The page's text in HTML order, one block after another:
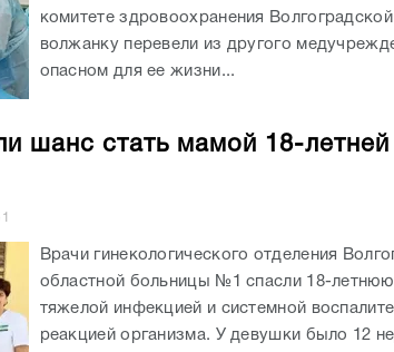
комитете здровоохранения
волжанку перевели из другого
опасном для ее жизни...
шанс стать мамой 18-летней
Врачи гинекологического отделения
областной больницы №1 спасли 18-
тяжелой инфекцией и системной
реакцией организма. У девушки было 12